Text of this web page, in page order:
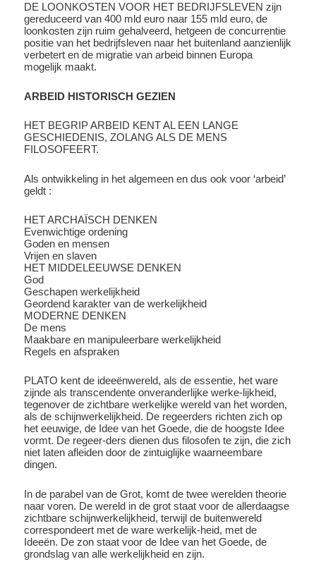
DE LOONKOSTEN VOOR HET BEDRIJFSLEVEN zijn
gereduceerd van 400 mld euro naar 155 mld euro, de
loonkosten zijn ruim gehalveerd, hetgeen de concurrentie
positie van het bedrijfsleven naar het buitenland aanzienlijk
verbetert en de migratie van arbeid binnen Europa
mogelijk maakt.
ARBEID HISTORISCH GEZIEN
HET BEGRIP ARBEID KENT AL EEN LANGE
GESCHIEDENIS, ZOLANG ALS DE MENS
FILOSOFEERT.
Als ontwikkeling in het algemeen en dus ook voor ‘arbeid’
geldt :
HET ARCHAÏSCH DENKEN
Evenwichtige ordening
Goden en mensen
Vrijen en slaven
HET MIDDELEEUWSE DENKEN
God
Geschapen werkelijkheid
Geordend karakter van de werkelijkheid
MODERNE DENKEN
De mens
Maakbare en manipuleerbare werkelijkheid
Regels en afspraken
PLATO kent de ideeënwereld, als de essentie, het ware
zijnde als transcendente onveranderlijke werke-lijkheid,
tegenover de zichtbare werkelijke wereld van het worden,
als de schijnwerkelijkheid. De regeerders richten zich op
het eeuwige, de Idee van het Goede, die de hoogste Idee
vormt. De regeer-ders dienen dus filosofen te zijn, die zich
niet laten afleiden door de zintuiglijke waarneembare
dingen.
In de parabel van de Grot, komt de twee werelden theorie
naar voren. De wereld in de grot staat voor de allerdaagse
zichtbare schijnwerkelijkheid, terwijl de buitenwereld
correspondeert met de ware werkelijk-heid, met de
Ideeën. De zon staat voor de Idee van het Goede, de
grondslag van alle werkelijkheid en zijn.